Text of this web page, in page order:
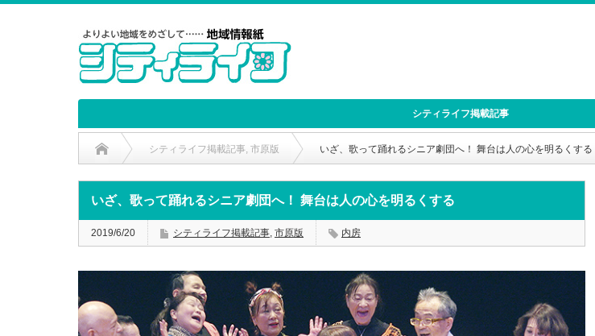
シティライフ掲載記事
シティライフ掲載記事, 市原版 いざ、歌って踊れるシニア劇団へ！ 舞台は人の心を明るくする
いざ、歌って踊れるシニア劇団へ！ 舞台は人の心を明るくする
2019/6/20 シティライフ掲載記事, 市原版 内房